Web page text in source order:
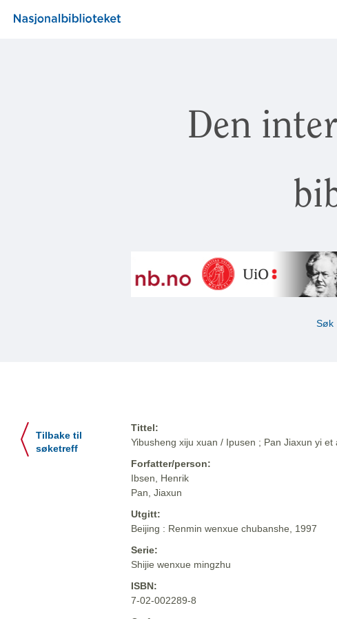
Den
Søk
Tilbake til
søketreff
Tittel:
Yibusheng xiju xuan / Ipusen ; Pan Jiaxun yi et
Forfatter/person:
Ibsen, Henrik
Pan, Jiaxun
Utgitt:
Beijing : Renmin wenxue chubanshe, 1997
Serie:
Shijie wenxue mingzhu
ISBN:
7-02-002289-8